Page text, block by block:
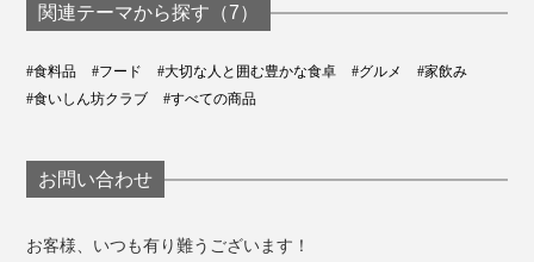
水と氷を1:1の割合でボウルに入れ、ビニール袋に入れたキャビア瓶を浸す。
解凍時間は50〜80分。
貝のスプーンは、キャビアを食べる時の定番カトラリ
しい形。気分をさらに盛り上げてくれます。
関連テーマから探す（7）
#食料品 #フード #大切な人と囲む豊かな食卓 #グルメ
#家飲み
#食いしん坊クラブ
#すべての商品
お問い合わせ
お客様、いつも有り難うございます！